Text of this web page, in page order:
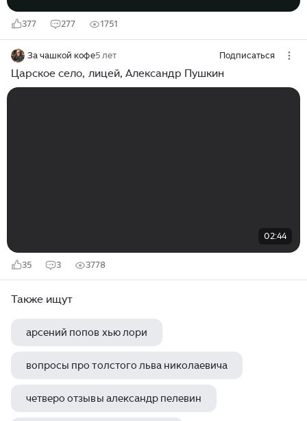
377 277 1751
За чашкой кофе5 лет Подписаться
Царское село, лицей, Александр Пушкин
02:44
35 3 3778
Также ищут
арсений попов хью лори
вопросы про толстого льва николаевича
четверо отзывы александр пелевин